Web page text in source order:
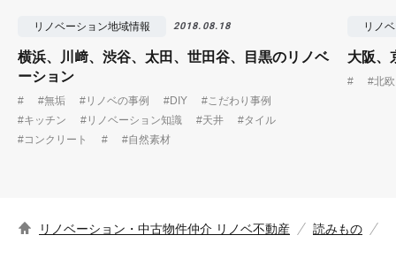
リノベーション地域情報 2018.08.18
横浜、川﨑、渋谷、太田、世田谷、目黒のリノベ
ーション
# #無垢 #リノベの事例 #DIY
#こだわり事例
#キッチン
#リノベーション知識 #天井
#タイル
#コンクリート
# #自然素材
リノ
大阪、
# #北欧
リノベーション・中古物件仲介 リノベ不動産 読みもの